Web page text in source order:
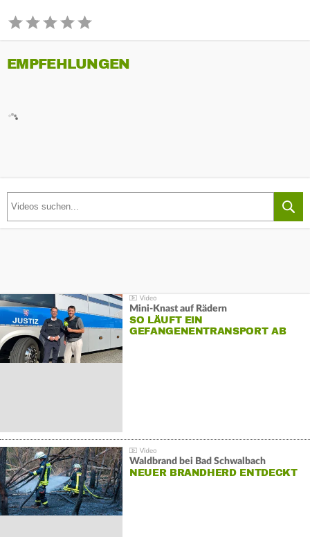
EMPFEHLUNGEN
Mini-Knast auf Rädern
SO LÄUFT EIN
GEFANGENENTRANSPORT AB
Waldbrand bei Bad Schwalbach
NEUER BRANDHERD ENTDECKT